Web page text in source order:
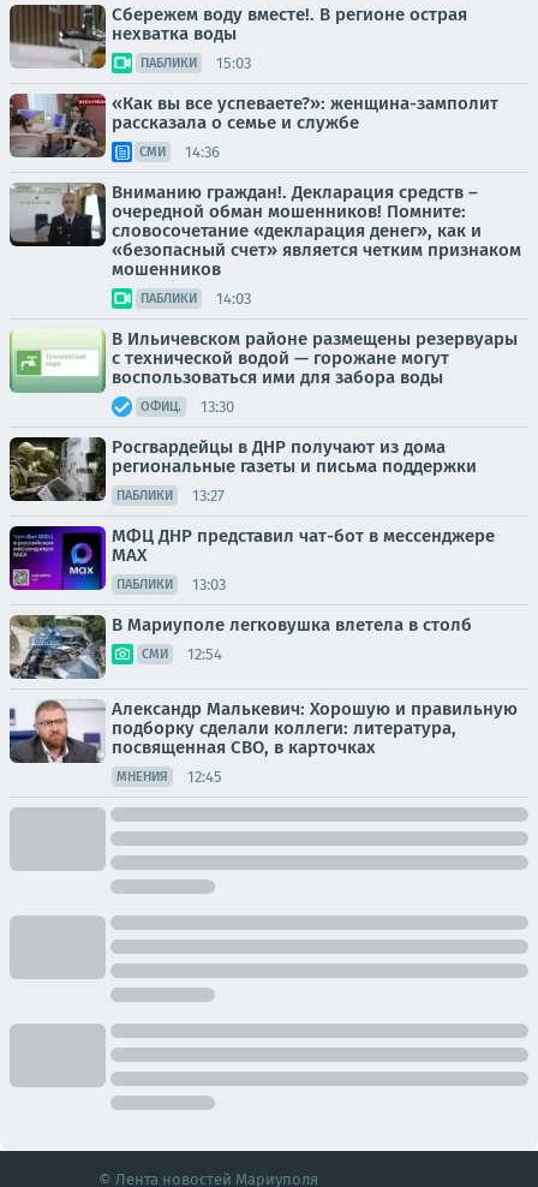
Сбережем воду вместе!. В регионе острая
нехватка воды
ПАБЛИКИ 15:03
«Как вы все успеваете?»: женщина-замполит
рассказала о семье и службе
СМИ 14:36
Вниманию граждан!. Декларация средств –
очередной обман мошенников! Помните:
словосочетание «декларация денег», как и
«безопасный счет» является четким признаком
мошенников
ПАБЛИКИ 14:03
В Ильичевском районе размещены резервуары
с технической водой — горожане могут
воспользоваться ими для забора воды
ОФИЦ. 13:30
Росгвардейцы в ДНР получают из дома
региональные газеты и письма поддержки
ПАБЛИКИ 13:27
МФЦ ДНР представил чат-бот в мессенджере
MAX
ПАБЛИКИ 13:03
В Мариуполе легковушка влетела в столб
СМИ 12:54
Александр Малькевич: Хорошую и правильную
подборку сделали коллеги: литература,
посвященная СВО, в карточках
МНЕНИЯ 12:45
© Лента новостей Мариуполя